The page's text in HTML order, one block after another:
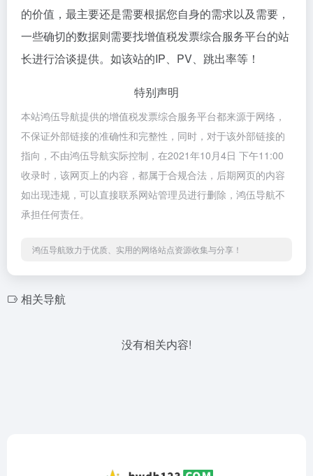
的价值，最主要还是需要根据您自身的需求以及需要，
一些确切的数据则需要找增值税发票综合服务平台的站
长进行洽谈提供。如该站的IP、PV、跳出率等！
特别声明
本站鸿伍导航提供的增值税发票综合服务平台都来源于网络，
不保证外部链接的准确性和完整性，同时，对于该外部链接的
指向，不由鸿伍导航实际控制，在2021年10月4日 下午11:00
收录时，该网页上的内容，都属于合规合法，后期网页的内容
如出现违规，可以直接联系网站管理员进行删除，鸿伍导航不
承担任何责任。
鸿伍导航致力于优质、实用的网络站点资源收集与分享！
相关导航
没有相关内容!